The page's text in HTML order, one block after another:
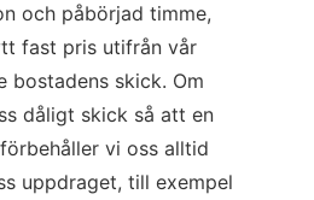
och påbörjad timme,
fast pris utifrån vår
bostadens skick. Om
dåligt skick så att en
vi oss alltid
uppdraget, till exempel